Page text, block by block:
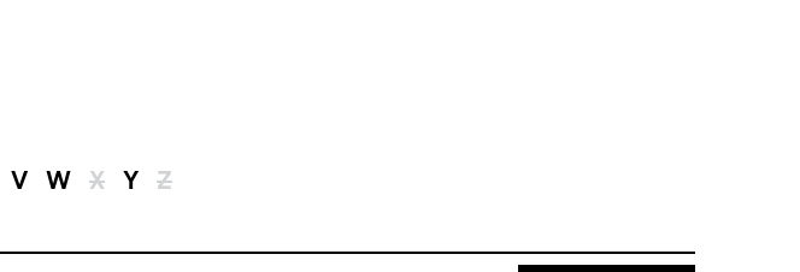
V W X Y Z